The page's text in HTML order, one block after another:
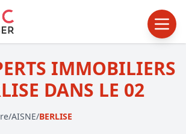
IMMOBILIERS
DANS LE 02
/AISNE/BERLISE